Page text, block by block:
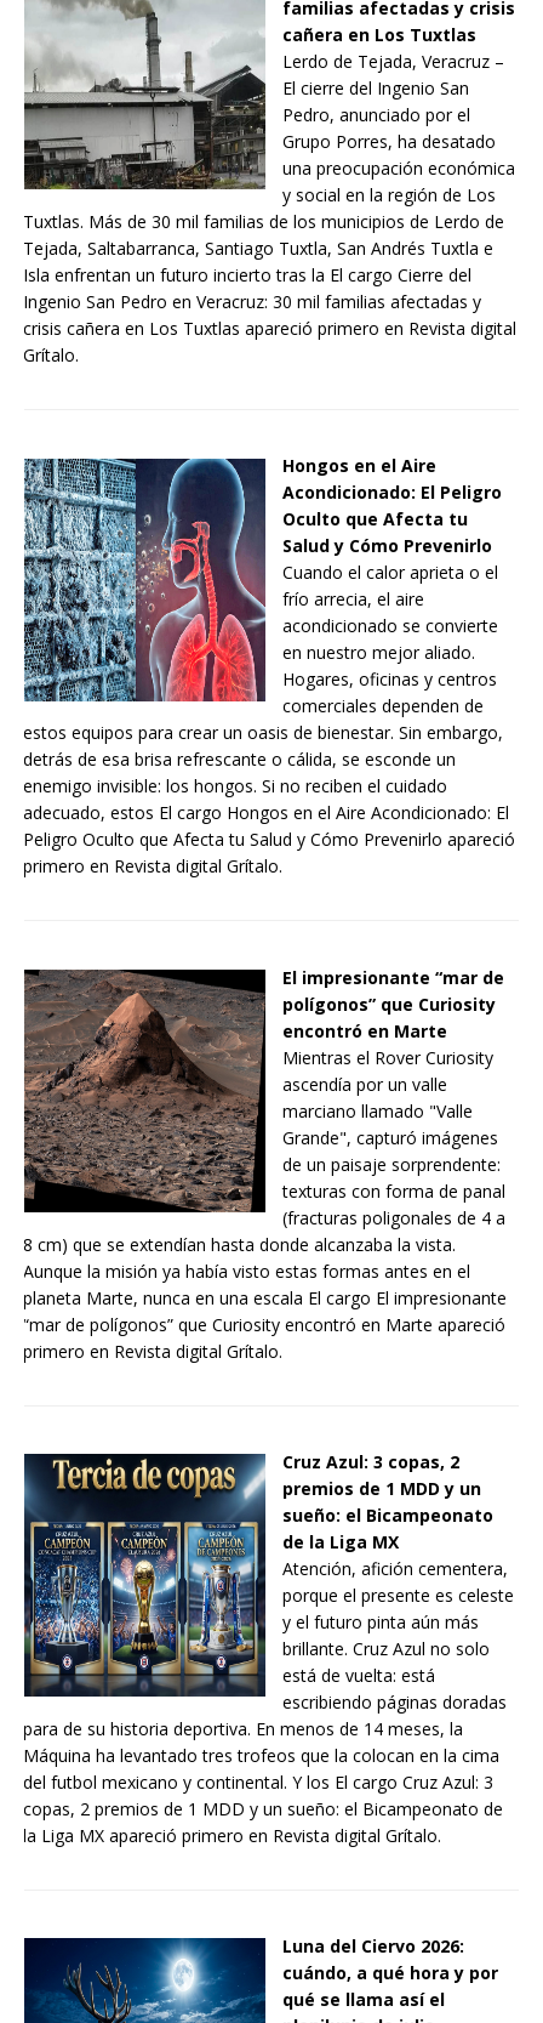
familias afectadas y crisis
cañera en Los Tuxtlas
Lerdo de Tejada, Veracruz –
El cierre del Ingenio San
Pedro, anunciado por el
Grupo Porres, ha desatado
una preocupación económica
y social en la región de Los
Tuxtlas. Más de 30 mil familias de los municipios de Lerdo de
Tejada, Saltabarranca, Santiago Tuxtla, San Andrés Tuxtla e
Isla enfrentan un futuro incierto tras la El cargo Cierre del
Ingenio San Pedro en Veracruz: 30 mil familias afectadas y
crisis cañera en Los Tuxtlas apareció primero en Revista digital
Grítalo.
Hongos en el Aire
Acondicionado: El Peligro
Oculto que Afecta tu
Salud y Cómo Prevenirlo
Cuando el calor aprieta o el
frío arrecia, el aire
acondicionado se convierte
en nuestro mejor aliado.
Hogares, oficinas y centros
comerciales dependen de
estos equipos para crear un oasis de bienestar. Sin embargo,
detrás de esa brisa refrescante o cálida, se esconde un
enemigo invisible: los hongos. Si no reciben el cuidado
adecuado, estos El cargo Hongos en el Aire Acondicionado: El
Peligro Oculto que Afecta tu Salud y Cómo Prevenirlo apareció
primero en Revista digital Grítalo.
El impresionante “mar de
polígonos” que Curiosity
encontró en Marte
Mientras el Rover Curiosity
ascendía por un valle
marciano llamado "Valle
Grande", capturó imágenes
de un paisaje sorprendente:
texturas con forma de panal
(fracturas poligonales de 4 a
8 cm) que se extendían hasta donde alcanzaba la vista.
Aunque la misión ya había visto estas formas antes en el
planeta Marte, nunca en una escala El cargo El impresionante
“mar de polígonos” que Curiosity encontró en Marte apareció
primero en Revista digital Grítalo.
Cruz Azul: 3 copas, 2
premios de 1 MDD y un
sueño: el Bicampeonato
de la Liga MX
Atención, afición cementera,
porque el presente es celeste
y el futuro pinta aún más
brillante. Cruz Azul no solo
está de vuelta: está
escribiendo páginas doradas
para de su historia deportiva. En menos de 14 meses, la
Máquina ha levantado tres trofeos que la colocan en la cima
del futbol mexicano y continental. Y los El cargo Cruz Azul: 3
copas, 2 premios de 1 MDD y un sueño: el Bicampeonato de
la Liga MX apareció primero en Revista digital Grítalo.
Luna del Ciervo 2026:
cuándo, a qué hora y por
qué se llama así el